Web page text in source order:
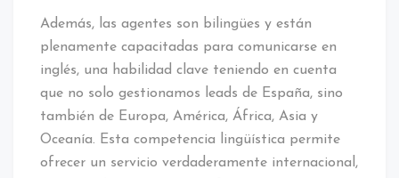
Además, las agentes son bilingües y están
plenamente capacitadas para comunicarse en
inglés, una habilidad clave teniendo en cuenta
que no solo gestionamos leads de España, sino
también de Europa, América, África, Asia y
Oceanía. Esta competencia lingüística permite
ofrecer un servicio verdaderamente internacional,